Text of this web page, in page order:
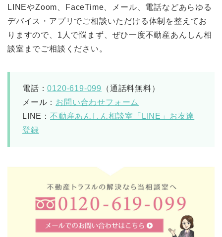
LINEやZoom、FaceTime、メール、電話などあらゆる
デバイス・アプリでご相談いただける体制を整えてお
りますので、1人で悩まず、ぜひ一度不動産あんしん相
談室までご相談ください。
電話：0120-619-099
（通話料無料）
メール： お問い合わせフォーム
LINE： 不動産あんしん相談室「LINE」お友達
登録